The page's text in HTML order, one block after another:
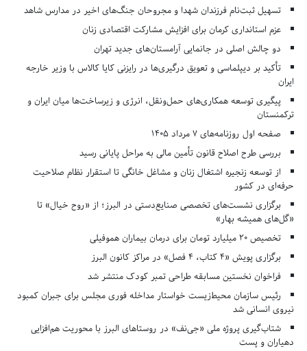
تسهیل ثبت‌نام فرزندان شهدا و مجروحان جنگ‌های اخیر در مدارس شاهد
عزم استانداری کرمان برای افزایش مشارکت اقتصادی زنان
دو چالش اصلی در جانمایی آرامستان‌های جدید تهران
تأکید بر دیپلماسی و تعویق درگیری‌ها در رایزنی کایا کالاس با وزیر خارجه
ایران
پیگیری توسعه همکاری‌های حمل‌ونقل، انرژی و زیرساخت‌ها میان ایران و
ترکمنستان
صفحه اول روزنامه‌های 7 مرداد 1405
بررسی طرح اصلاح قانون تأمین مالی به مراحل پایانی رسید
از توسعه زنجیره اشتغال زنان و مشاغل خانگی تا استقرار نظام صلاحیت
حرفه‌ای در کشور
برگزاری نشست‌های تخصصی صنایع‌دستی در البرز؛ از «روح خیال» تا
«گل‌های همیشه بهار»
تخصیص ۲۰ میلیارد تومان برای درمان بیماران هموفیلی
برگزاری پویش «۴ کتاب، ۴ فصل» در مراکز کانون البرز
فراخوان نخستین مسابقه طراحی تمبر کودک منتشر شد
رئیس سازمان محیط‌زیست خواستار مداخله فوری مجلس برای جبران کمبود
نیروی انسانی شد
شتاب‌گیری پروژه ملی «جی‌نف» در روستاهای البرز با محوریت هم‌افزایی
دهیاران و پست